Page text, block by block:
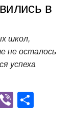
в
школ,
не осталось
успеха
M
Vi